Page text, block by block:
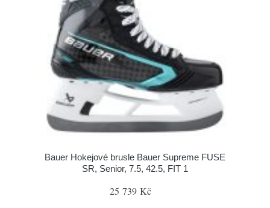
Bauer Hokejové brusle Bauer Supreme FUSE
SR, Senior, 7.5, 42.5, FIT 1
25 739 Kč